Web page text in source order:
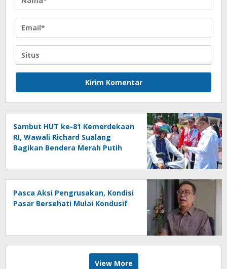
Sambut HUT ke-81 Kemerdekaan
RI, Wawali Richard Sualang
Bagikan Bendera Merah Putih
Pasca Aksi Pengrusakan, Kondisi
Pasar Bersehati Mulai Kondusif
View More